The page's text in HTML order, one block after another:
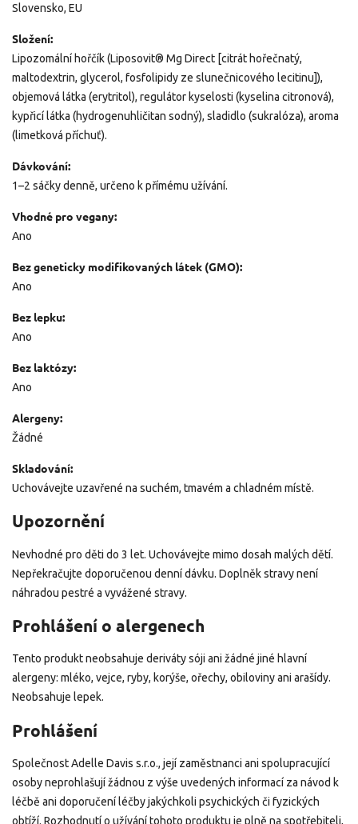
Slovensko, EU
Složení:
Lipozomální hořčík (Liposovit® Mg Direct [citrát hořečnatý,
maltodextrin, glycerol, fosfolipidy ze slunečnicového lecitinu]),
objemová látka (erytritol), regulátor kyselosti (kyselina citronová),
kypřicí látka (hydrogenuhličitan sodný), sladidlo (sukralóza), aroma
(limetková příchuť).
Dávkování:
1–2 sáčky denně, určeno k přímému užívání.
Vhodné pro vegany:
Ano
Bez geneticky modifikovaných látek (GMO):
Ano
Bez lepku:
Ano
Bez laktózy:
Ano
Alergeny:
Žádné
Skladování:
Uchovávejte uzavřené na suchém, tmavém a chladném místě.
Upozornění
Nevhodné pro děti do 3 let. Uchovávejte mimo dosah malých dětí.
Nepřekračujte doporučenou denní dávku. Doplněk stravy není
náhradou pestré a vyvážené stravy.
Prohlášení o alergenech
Tento produkt neobsahuje deriváty sóji ani žádné jiné hlavní
alergeny: mléko, vejce, ryby, korýše, ořechy, obiloviny ani arašídy.
Neobsahuje lepek.
Prohlášení
Společnost Adelle Davis s.r.o., její zaměstnanci ani spolupracující
osoby neprohlašují žádnou z výše uvedených informací za návod k
léčbě ani doporučení léčby jakýchkoli psychických či fyzických
obtíží. Rozhodnutí o užívání tohoto produktu je plně na spotřebiteli,